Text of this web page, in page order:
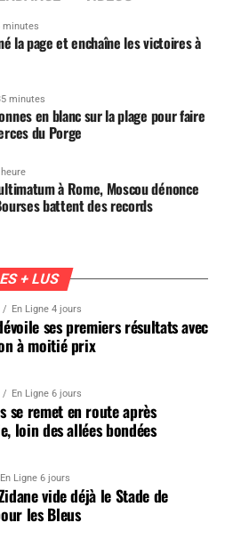
minutes
la page et enchaîne les victoires à
minutes
en blanc sur la plage pour faire
du Porge
à Rome, Moscou dénonce
battent des records
+ LUS
En Ligne 4 jours
ses premiers résultats avec
à moitié prix
En Ligne 6 jours
se remet en route après
loin des allées bondées
En Ligne 6 jours
vide déjà le Stade de
les Bleus